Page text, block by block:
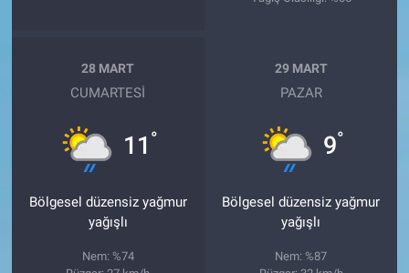
28 MART
CUMARTESI
11 °
Bölgesel düzensiz yağmur
yağışlı
Nem: %74
29 MART
PAZAR
9°
Bölgesel düzensiz yağmur
yağışlı
Nem: %87